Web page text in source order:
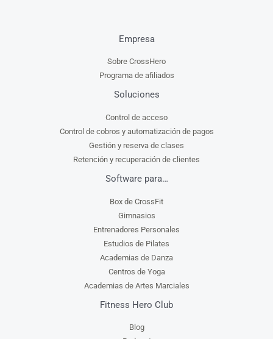
Empresa
Sobre CrossHero
Programa de afiliados
Soluciones
Control de acceso
Control de cobros y automatización de pagos
Gestión y reserva de clases
Retención y recuperación de clientes
Software para…
Box de CrossFit
Gimnasios
Entrenadores Personales
Estudios de Pilates
Academias de Danza
Centros de Yoga
Academias de Artes Marciales
Fitness Hero Club
Blog